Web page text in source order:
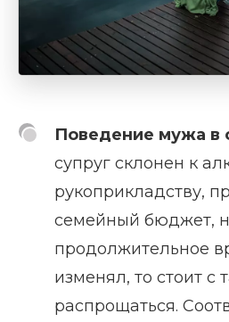
Поведение мужа в
супруг склонен к
рукоприкладству,
семейный бюджет,
продолжительное
изменял, то стоит с
распрощаться.